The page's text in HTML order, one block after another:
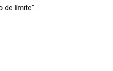
de límite".